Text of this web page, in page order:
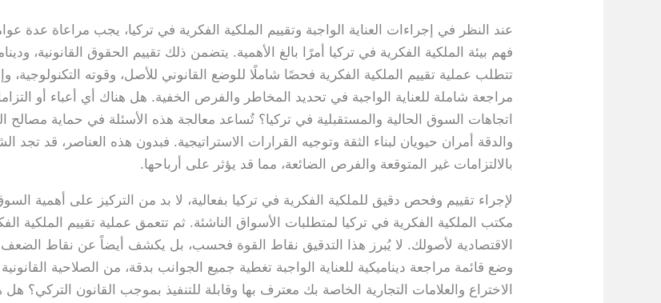
عند النظر في إجراءات العناية الواجبة وتقييم الملكية الفكرية في تركيا، يجب مراعاة عدة
فهم بيئة الملكية الفكرية في تركيا أمرًا بالغ الأهمية. يتضمن ذلك تقييم الحقوق القانونية،
تتطلب عملية تقييم الملكية الفكرية فحصًا شاملًا للوضع القانوني للأصل، وقوته التكنولوجية،
مراجعة شاملة للعناية الواجبة في تحديد المخاطر والفرص الخفية. هل هناك أي أعباء أو
اتجاهات السوق الحالية والمستقبلية في تركيا؟ تُساعد معالجة هذه الأسئلة في حماية
والدقة أمران حيويان لبناء الثقة وتوجيه القرارات الاستراتيجية. فبدون هذه العناصر، قد
بالالتزامات غير المتوقعة والفرص الضائعة، مما قد يؤثر على أرباحها.
لإجراء تقييم وفحص دقيق للملكية الفكرية في تركيا بفعالية، لا بد من التركيز على أهمية
مكتب الملكية الفكرية في تركيا لمتطلبات الأسواق الناشئة. ثم تتعمق عملية تقييم الملكية
الاقتصادية لأصولك. لا يُبرز هذا التدقيق نقاط القوة فحسب، بل يكشف أيضاً عن نقاط
وضع قائمة مراجعة ديناميكية للعناية الواجبة تغطية جميع الجوانب بدقة، من الصلاحية
الاختراع والعلامات التجارية الخاصة بك معترف بها وقابلة للتنفيذ بموجب القانون